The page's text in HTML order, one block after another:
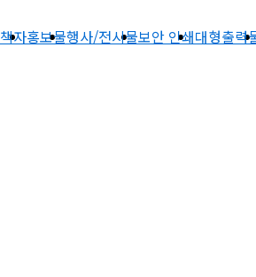
책자홍보물행사/전시물보안 인쇄대형출력